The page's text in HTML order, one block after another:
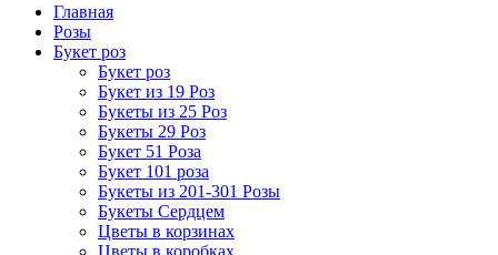
Главная
Розы
Букет роз
Букет роз
Букет из 19 Роз
Букеты из 25 Роз
Букеты 29 Роз
Букет 51 Роза
Букет 101 роза
Букеты из 201-301 Розы
Букеты Сердцем
Цветы в корзинах
Цветы в коробках